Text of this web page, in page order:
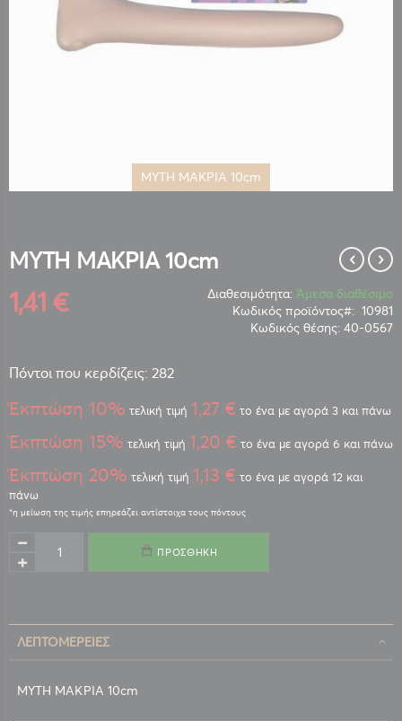
ΜΥΤΗ ΜΑΚΡΙΑ 10cm
της
συλλογής
ΜΥΤΗ ΜΑΚΡΙΑ 10cm
1,41 € Διαθεσιμότητα: Άμεσα διαθέσιμο
Κωδικός προϊόντος
10981
Κωδικός θέσης: 40-0567
Πόντοι που κερδίζεις: 282
Έκπτώση 10% τελική τιμή 1,27 € το ένα με αγορά 3 και πάνω
Έκπτώση 15% τελική τιμή 1,20 € το ένα με αγορά 6 και πάνω
Έκπτώση 20% τελική τιμή 1,13 € το ένα με αγορά 12 και
πάνω
ΠΡΟΣΘΉΚΗ
ΛΕΠΤΟΜΈΡΕΙΕΣ
ΜΥΤΗ ΜΑΚΡΙΑ 10cm